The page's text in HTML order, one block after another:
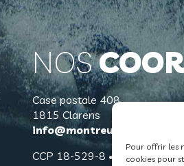
Pour offrir les
cookies pour
NOS
Case postale 408
1815 Clarens
info@montreux-natation.ch
CCP 18-529-8 • IBAN CH15